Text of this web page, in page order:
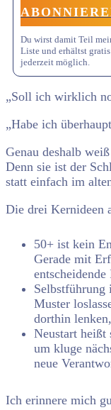
Du wirst damit Teil
Liste und erhältst
jederzeit möglich.
„Soll ich wirklich
„Habe ich
Genau deshalb
Denn sie ist der
statt einfach im
Die drei Kernideen
50+ ist kein
Gerade mit
entscheidende
Selbstführung
Muster
dorthin
Neustart heißt
um kluge
neue
Ich erinnere mich